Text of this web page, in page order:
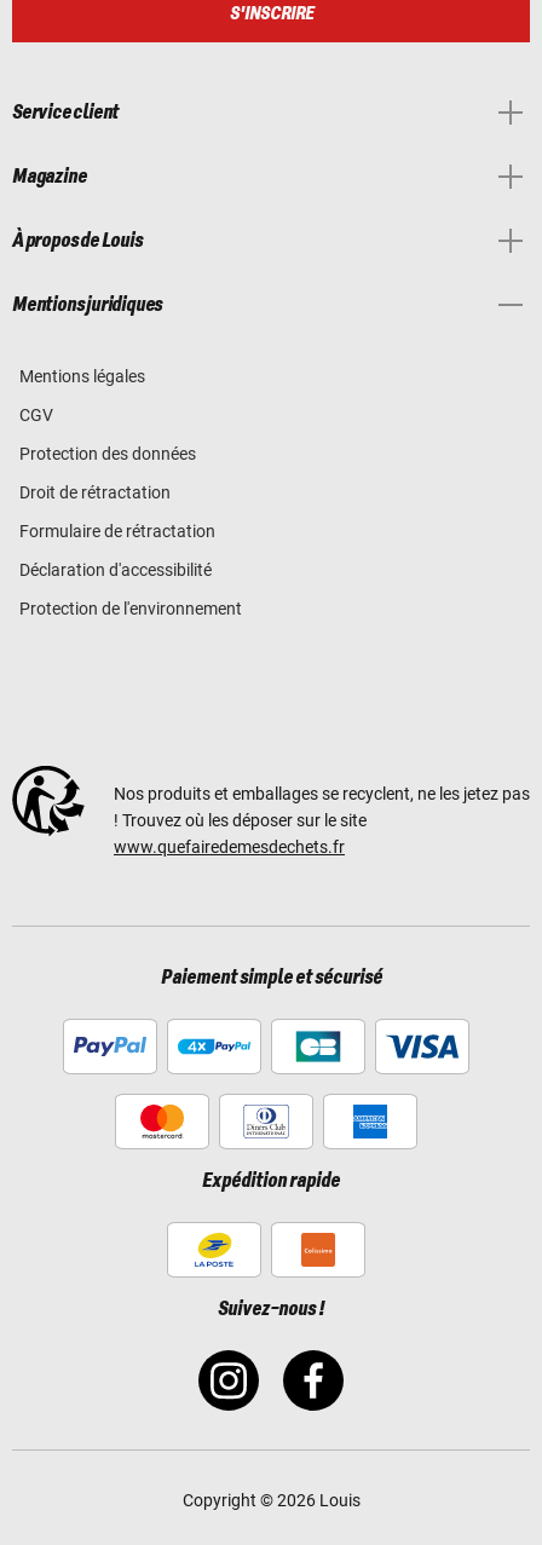
S'INSCRIRE
Service client
Magazine
À propos de Louis
Mentions juridiques
Mentions légales
CGV
Protection des données
Droit de rétractation
Formulaire de rétractation
Déclaration d'accessibilité
Protection de l'environnement
Nos produits et emballages se recyclent, ne les jetez pas
! Trouvez où les déposer sur le site
www.quefairedemesdechets.fr
Paiement simple et sécurisé
Expédition rapide
Suivez-nous !
Copyright © 2026 Louis